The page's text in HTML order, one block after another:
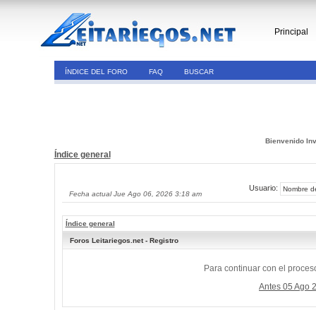
Principal
ÍNDICE DEL FORO FAQ BUSCAR
Bienvenido
Índice general
Fecha actual Jue Ago 06, 2026 3:18 am
Usuario:
Índice general
Foros Leitariegos.net - Registro
Para continuar con el
Antes 05 Ago